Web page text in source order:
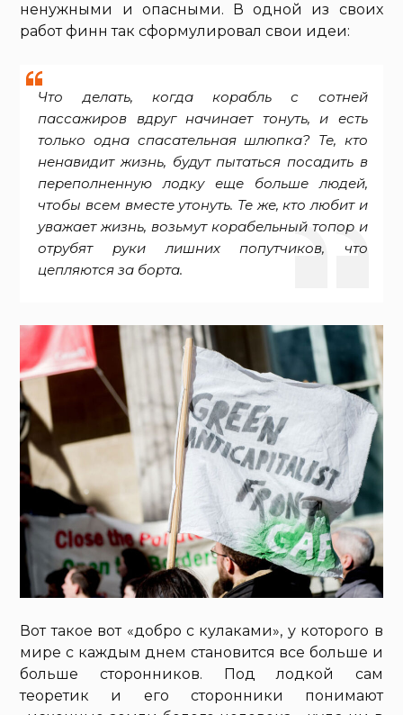
ненужными и опасными. В одной из своих
работ финн так сформулировал свои идеи:
Что делать, когда корабль с сотней
пассажиров вдруг начинает тонуть, и есть
только одна спасательная шлюпка? Те, кто
ненавидит жизнь, будут пытаться посадить в
переполненную лодку еще больше людей,
чтобы всем вместе утонуть. Те же, кто любит и
уважает жизнь, возьмут корабельный топор и
отрубят руки лишних попутчиков, что
цепляются за борта.
Вот такое вот «добро с кулаками», у которого в
мире с каждым днем становится все больше и
больше сторонников. Под лодкой сам
теоретик и его сторонники понимают